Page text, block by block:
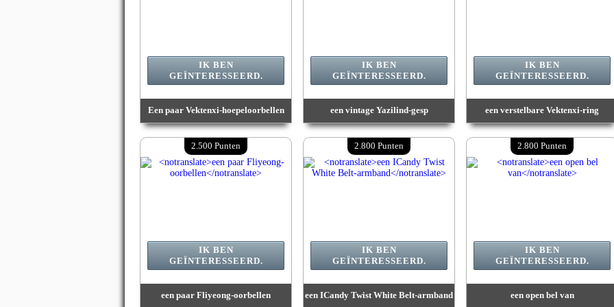
Een paar Vektenxi-hoepeloorbellen
Waarde :1 900 Punten
Beschikbare hoeveelheid :1
Einddatum:13/08/2026 23:59:59
IK BEN
GEÏNTERESSEERD.
een vintage Yazilind-gesp
Waarde :2 100 Punten
Beschikbare hoeveelheid :1
Einddatum:07/08/2026 23:59:59
IK BEN
GEÏNTERESSEERD.
een verstelbare Vektenxi-ring
Waarde :2 200 Punten
Beschikbare hoeveelheid :1
Einddatum:07/08/2026 23:59:59
IK BEN
GEÏNTERESSEERD.
een paar Fliyeong-oorbellen
IK BEN
GEÏNTERESSEERD.
2.500 Punten
een ICandy Twist White Belt-armband
IK BEN
GEÏNTERESSEERD.
2.800 Punten
een open bel van
IK BEN
GEÏNTERESSEERD.
2.800 Punten